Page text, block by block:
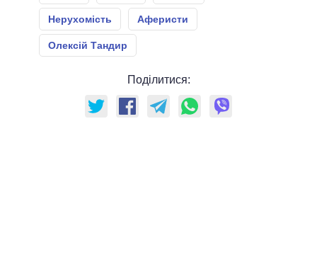
Нерухомість Аферисти
Олексій Тандир
Поділитися: